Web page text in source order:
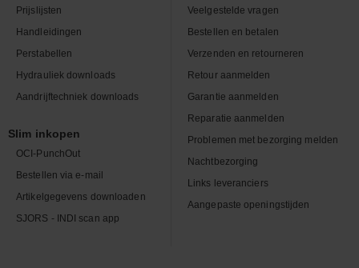
Prijslijsten
Handleidingen
Perstabellen
Hydrauliek downloads
Aandrijftechniek downloads
Slim inkopen
OCI-PunchOut
Bestellen via e-mail
Artikelgegevens downloaden
SJORS - INDI scan app
Veelgestelde vragen
Bestellen en betalen
Verzenden en retourneren
Retour aanmelden
Garantie aanmelden
Reparatie aanmelden
Problemen met bezorging melden
Nachtbezorging
Links leveranciers
Aangepaste openingstijden